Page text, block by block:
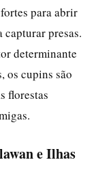
para abrir
presas.
determinante
os cupins são
florestas
e Ilhas